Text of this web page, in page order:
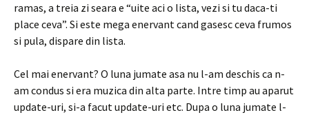
ramas, a treia zi seara e “uite aci o lista, vezi si tu daca-ti
place ceva”. Si este mega enervant cand gasesc ceva frumos
si pula, dispare din lista.
Cel mai enervant? O luna jumate asa nu l-am deschis ca n-
am condus si era muzica din alta parte. Intre timp au aparut
update-uri, si-a facut update-uri etc. Dupa o luna jumate l-